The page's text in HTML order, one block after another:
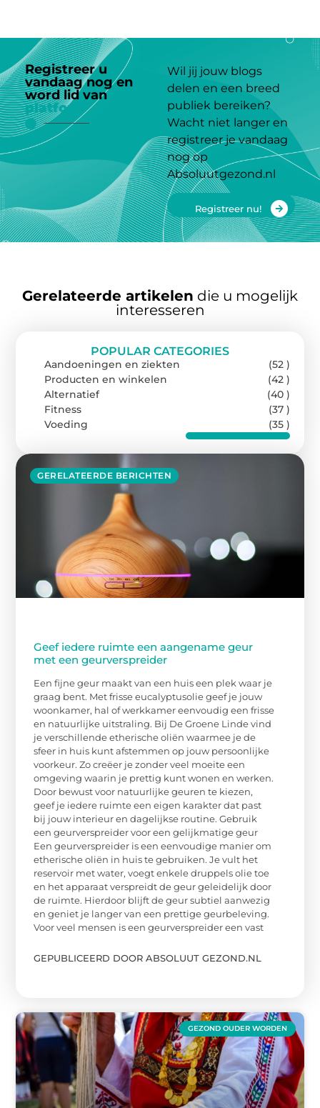
Registreer u
vandaag nog en
word lid van
platform
Wil jij jouw blogs
delen en een breed
publiek bereiken?
Wacht niet langer en
registreer je vandaag
nog op
Absoluutgezond.nl
Registreer nu!
Gerelateerde artikelen die u mogelijk
interesseren
GERELATEERDE BERICHTEN
Geef iedere ruimte een aangename geur
met een geurverspreider
Een fijne geur maakt van een huis een plek waar je
graag bent. Met frisse eucalyptusolie geef je jouw
woonkamer, hal of werkkamer eenvoudig een frisse
en natuurlijke uitstraling. Bij De Groene Linde vind
je verschillende etherische oliën waarmee je de
sfeer in huis kunt afstemmen op jouw persoonlijke
voorkeur. Zo creëer je zonder veel moeite een
omgeving waarin je prettig kunt wonen en werken.
Door bewust voor natuurlijke geuren te kiezen,
geef je iedere ruimte een eigen karakter dat past
bij jouw interieur en dagelijkse routine. Gebruik
een geurverspreider voor een gelijkmatige geur
Een geurverspreider is een eenvoudige manier om
etherische oliën in huis te gebruiken. Je vult het
reservoir met water, voegt enkele druppels olie toe
en het apparaat verspreidt de geur geleidelijk door
de ruimte. Hierdoor blijft de geur subtiel aanwezig
en geniet je langer van een prettige geurbeleving.
Voor veel mensen is een geurverspreider een vast
GEPUBLICEERD DOOR ABSOLUUT GEZOND.NL
POPULAR CATEGORIES
Aandoeningen en ziekten
(52 )
Producten en winkelen
(42 )
Alternatief
(40 )
Fitness
(37 )
Voeding
(35 )
GEZOND OUDER WORDEN